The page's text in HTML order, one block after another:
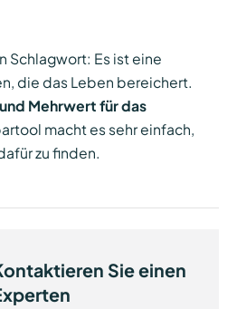
Schlagwort: Es ist eine
die das Leben bereichert.
Mehrwert für das
macht es sehr einfach,
zu finden.
Sie einen